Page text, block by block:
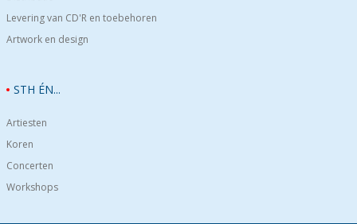
Levering van CD'R en toebehoren
Artwork en design
STH ÉN...
Artiesten
Koren
Concerten
Workshops